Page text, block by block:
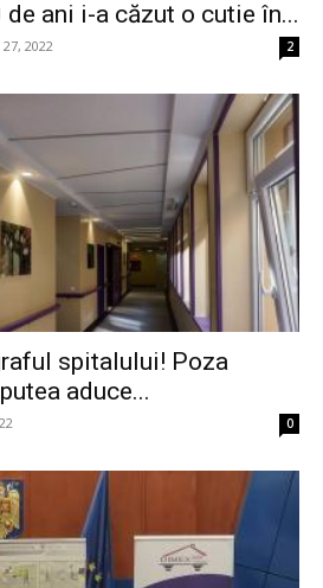
ani i-a căzut o cutie în...
2022 2
spitalului! Poza
aduce...
0